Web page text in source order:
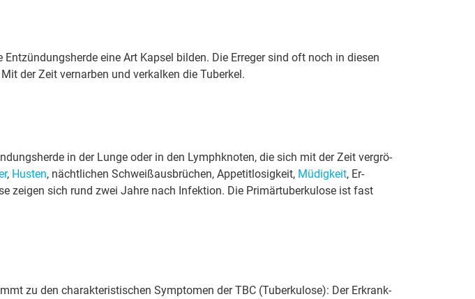
eine Art Kapsel bilden. Die Er­re­ger sind oft noch in diesen
der Zeit ver­na­r­ben und ver­kal­ken die Tu­ber­kel.
in der Lunge oder in den Lymph­kno­ten, die sich mit der Zeit ver­grö­
, Husten, nächt­li­chen Schweiß­aus­brü­chen, Ap­pe­tit­lo­sig­keit, Mü­dig­keit, Er­
zeigen sich rund zwei Jahre nach In­fek­ti­on. Die Pri­mär­tu­ber­ku­lo­se ist fast
zu den cha­rak­te­ris­ti­schen Sym­pto­men der TBC (Tu­ber­ku­lo­se): Der Er­krank­